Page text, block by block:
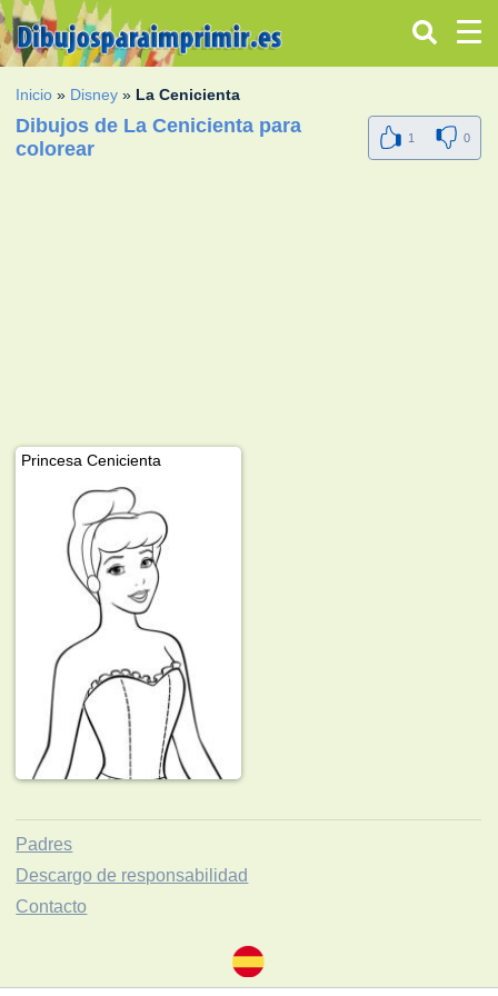
Inicio » Disney » La Cenicienta
Dibujos de La Cenicienta para
colorear
1 0
Princesa Cenicienta
Padres
Descargo de responsabilidad
Contacto